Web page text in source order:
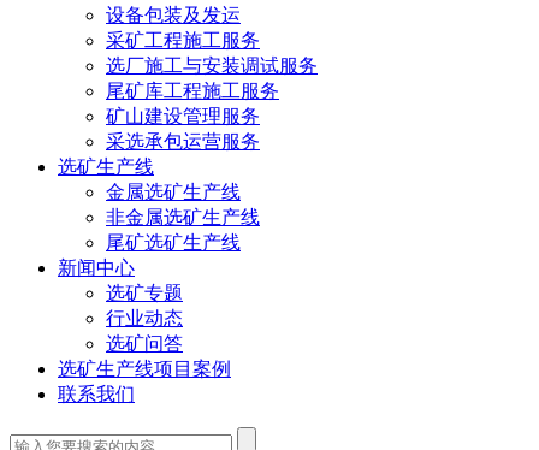
设备包装及发运
采矿工程施工服务
选厂施工与安装调试服务
尾矿库工程施工服务
矿山建设管理服务
采选承包运营服务
选矿生产线
金属选矿生产线
非金属选矿生产线
尾矿选矿生产线
新闻中心
选矿专题
行业动态
选矿问答
选矿生产线项目案例
联系我们